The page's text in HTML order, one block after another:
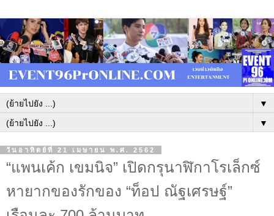
▼
▼
วันอาทิตย์ที่ 21 เมษายน พ.ศ. 2562
“แพนเค้ก เขมนิจ” เปิดกรุนาฬิกาโรเล็กซ์
หายากของรักของ “ท็อป ณัฐเศรษฐ์”